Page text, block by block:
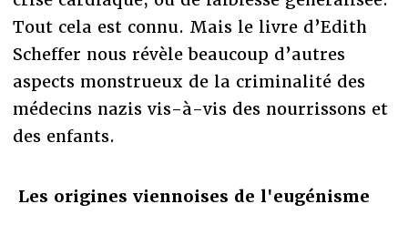
Tout cela est connu. Mais le livre d’Edith
Scheffer nous révèle beaucoup d’autres
aspects monstrueux de la criminalité des
médecins nazis vis-à-vis des nourrissons et
des enfants.
Les origines viennoises de l'eugénisme